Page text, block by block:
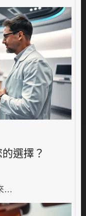
選擇？
…